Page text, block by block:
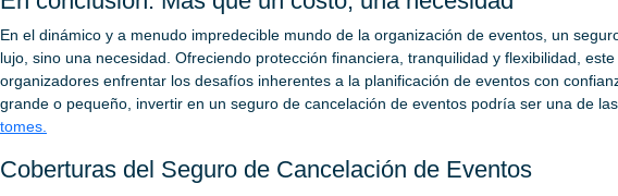
En el dinámico y a menudo impredecible mundo de la organización de eventos, un
lujo, sino una necesidad. Ofreciendo protección financiera, tranquilidad y flexibilidad,
organizadores enfrentar los desafíos inherentes a la planificación de eventos con
grande o pequeño, invertir en un seguro de cancelación de eventos podría ser una de
tomes.
Coberturas del Seguro de Cancelación de Eventos